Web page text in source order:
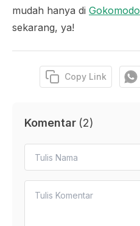
mudah hanya di Gokomodo
sekarang, ya!
Copy Link
Komentar (2)